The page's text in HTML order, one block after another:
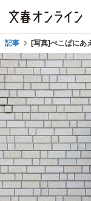
記事 [写真]ぺこぱにあ